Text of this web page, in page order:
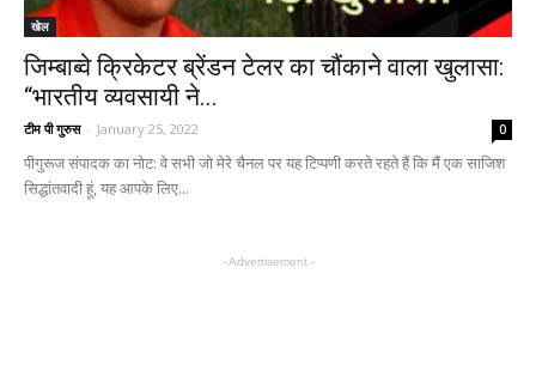
खेल
जिम्बाब्वे क्रिकेटर ब्रेंडन टेलर का चौंकाने वाला खुलासा:
“भारतीय व्यवसायी ने...
टीम पी गुरुस - January 25, 2022 0
पीगुरूज संपादक का नोट: वे सभी जो मेरे चैनल पर यह टिप्पणी करते रहते हैं कि मैं एक साजिश
सिद्धांतवादी हूं, यह आपके लिए...
- Advertisement -